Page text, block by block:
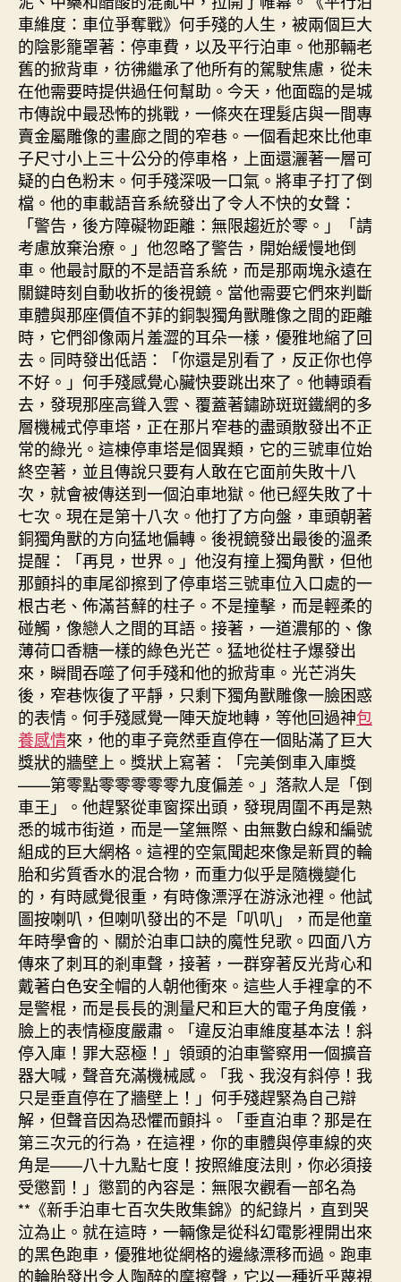
車維度：車位爭奪戰》何手殘的人生，被兩個巨大
的陰影籠罩著：停車費，以及平行泊車。他那輛老
舊的掀背車，彷彿繼承了他所有的駕駛焦慮，從未
在他需要時提供過任何幫助。今天，他面臨的是城
市傳說中最恐怖的挑戰，一條夾在理髮店與一間專
賣金屬雕像的畫廊之間的窄巷。一個看起來比他車
子尺寸小上三十公分的停車格，上面還灑著一層可
疑的白色粉末。何手殘深吸一口氣。將車子打了倒
檔。他的車載語音系統發出了令人不快的女聲：
「警告，後方障礙物距離：無限趨近於零。」「請
考慮放棄治療。」他忽略了警告，開始緩慢地倒
車。他最討厭的不是語音系統，而是那兩塊永遠在
關鍵時刻自動收折的後視鏡。當他需要它們來判斷
車體與那座價值不菲的銅製獨角獸雕像之間的距離
時，它們卻像兩片羞澀的耳朵一樣，優雅地縮了回
去。同時發出低語：「你還是別看了，反正你也停
不好。」何手殘感覺心臟快要跳出來了。他轉頭看
去，發現那座高聳入雲、覆蓋著鏽跡斑斑鐵網的多
層機械式停車塔，正在那片窄巷的盡頭散發出不正
常的綠光。這棟停車塔是個異類，它的三號車位始
終空著，並且傳說只要有人敢在它面前失敗十八
次，就會被傳送到一個泊車地獄。他已經失敗了十
七次。現在是第十八次。他打了方向盤，車頭朝著
銅獨角獸的方向猛地偏轉。後視鏡發出最後的溫柔
提醒：「再見，世界。」他沒有撞上獨角獸，但他
那顫抖的車尾卻擦到了停車塔三號車位入口處的一
根古老、佈滿苔蘚的柱子。不是撞擊，而是輕柔的
碰觸，像戀人之間的耳語。接著，一道濃郁的、像
薄荷口香糖一樣的綠色光芒。猛地從柱子爆發出
來，瞬間吞噬了何手殘和他的掀背車。光芒消失
後，窄巷恢復了平靜，只剩下獨角獸雕像一臉困惑
的表情。何手殘感覺一陣天旋地轉，等他回過神包
養感情來，他的車子竟然垂直停在一個貼滿了巨大
獎狀的牆壁上。獎狀上寫著：「完美倒車入庫獎
——第零點零零零零零九度偏差。」落款人是「倒
車王」。他趕緊從車窗探出頭，發現周圍不再是熟
悉的城市街道，而是一望無際、由無數白線和編號
組成的巨大網格。這裡的空氣聞起來像是新買的輪
胎和劣質香水的混合物，而重力似乎是隨機變化
的，有時感覺很重，有時像漂浮在游泳池裡。他試
圖按喇叭，但喇叭發出的不是「叭叭」，而是他童
年時學會的、關於泊車口訣的魔性兒歌。四面八方
傳來了刺耳的剎車聲，接著，一群穿著反光背心和
戴著白色安全帽的人朝他衝來。這些人手裡拿的不
是警棍，而是長長的測量尺和巨大的電子角度儀，
臉上的表情極度嚴肅。「違反泊車維度基本法！斜
停入庫！罪大惡極！」領頭的泊車警察用一個擴音
器大喊，聲音充滿機械感。「我、我沒有斜停！我
只是垂直停在了牆壁上！」何手殘趕緊為自己辯
解，但聲音因為恐懼而顫抖。「垂直泊車？那是在
第三次元的行為，在這裡，你的車體與停車線的夾
角是——八十九點七度！按照維度法則，你必須接
受懲罰！」懲罰的內容是：無限次觀看一部名為
**《新手泊車七百次失敗集錦》的紀錄片，直到哭
泣為止。就在這時，一輛像是從科幻電影裡開出來
的黑色跑車，優雅地從網格的邊緣漂移而過。跑車
的輪胎發出令人陶醉的摩擦聲，它以一種近乎蔑視